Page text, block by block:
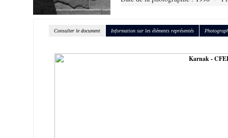
Consulter le document Information sur les éléments représentés